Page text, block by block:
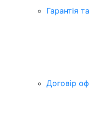
Гарантія
Договір